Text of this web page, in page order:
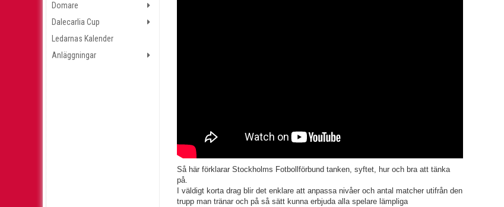
Domare
Dalecarlia Cup
Ledarnas Kalender
Anläggningar
Så här förklarar Stockholms Fotbollförbund tanken, syftet, hur och bra att tänka
på.
I väldigt korta drag blir det enklare att anpassa nivåer och antal matcher utifrån den
trupp man tränar och på så sätt kunna erbjuda alla spelare lämpliga